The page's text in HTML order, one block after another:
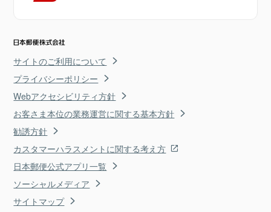
サイトのご利用について
プライバシーポリシー
Webアクセシビリティ方針
お客さま本位の業務運営に関する基本方針
勧誘方針
カスタマーハラスメントに関する考え方
日本郵便公式アプリ一覧
ソーシャルメディア
サイトマップ